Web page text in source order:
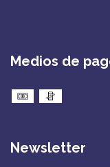
Medios de
Newsletter